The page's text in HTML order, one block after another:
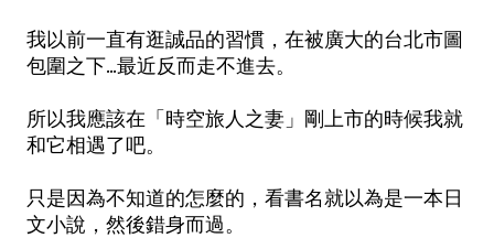
我以前一直有逛誠品的習慣，在被廣大的台北市圖
包圍之下...最近反而走不進去。
所以我應該在「時空旅人之妻」剛上市的時候我就
和它相遇了吧。
只是因為不知道的怎麼的，看書名就以為是一本日
文小說，然後錯身而過。